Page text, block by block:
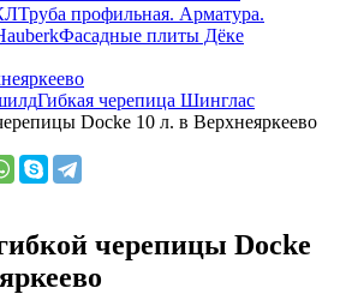
Труба профильная. Арматура.
Фасадные плиты Дёке
Гибкая черепица Шинглас
Docke 10 л. в Верхнеяркеево
черепицы Docke